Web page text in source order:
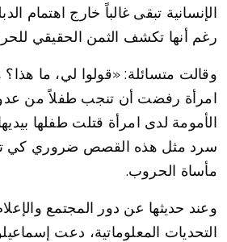
الإنسانية تبقى غالباً خارج اهتمام
رغم أنها تكشف الثمن الحقيقي
وقالت متسائلة: «قولوا لي، ما
امرأة رفضت أن تنجب طفلاً من
الأمومة لدى امرأة قتلت طفلها
سرد مثل هذه القصص ضروري كي
مأساة الحروب.
وعند حديثها عن دور المجتمع
التحديات المعلوماتية، دعت